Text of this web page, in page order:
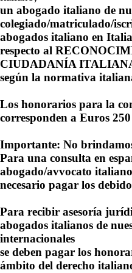
un abogado italiano de
colegiado/matriculado/
abogados italiano en Italia
respecto al
CIUDADANÍA
según la normativa
Los honorarios para la
corresponden a Euros 250
Importante: No
Para una consulta en
abogado/avvocato
necesario pagar los
Para recibir asesoría
abogados italianos de
internacionales
se deben pagar los
ámbito del derecho